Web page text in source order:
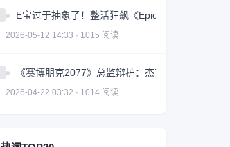
E宝过于抽象了！整活狂飙《Epic是我家乡》感谢
2026-05-12 14:33 · 1015 阅读
《赛博朋克2077》总监辩护：杰克很棒但并非故
2026-04-22 03:32 · 1014 阅读